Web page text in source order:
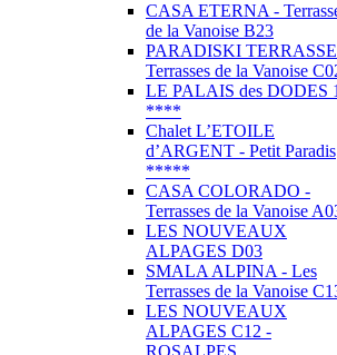
CASA ETERNA -
de la Vanoise B23
PARADISKI
Terrasses de la Vanoise
LE PALAIS des DODES
****
Chalet L’ETOILE
d’ARGENT - Petit Paradis
*****
CASA COLORADO -
Terrasses de la Vanoise
LES NOUVEAUX
ALPAGES D03
SMALA ALPINA - Les
Terrasses de la Vanoise
LES NOUVEAUX
ALPAGES C12 -
ROSALPES